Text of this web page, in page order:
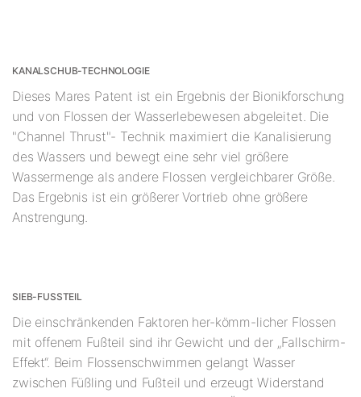
KANALSCHUB-TECHNOLOGIE
Dieses Mares Patent ist ein Ergebnis der Bionikforschung
und von Flossen der Wasserlebewesen abgeleitet. Die
"Channel Thrust"- Technik maximiert die Kanalisierung
des Wassers und bewegt eine sehr viel größere
Wassermenge als andere Flossen vergleichbarer Größe.
Das Ergebnis ist ein größerer Vortrieb ohne größere
Anstrengung.
SIEB-FUSSTEIL
Die einschränkenden Faktoren her-kömm-licher Flossen
mit offenem Fußteil sind ihr Gewicht und der „Fallschirm-
Effekt“. Beim Flossenschwimmen gelangt Wasser
zwischen Füßling und Fußteil und erzeugt Widerstand